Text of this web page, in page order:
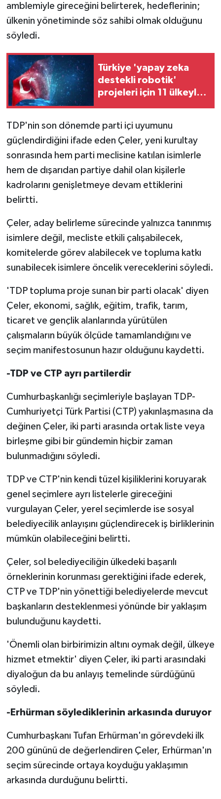
amblemiyle gireceğini belirterek, hedeflerinin;
ülkenin yönetiminde söz sahibi olmak olduğunu
söyledi.
Türkiye 'yapay zeka
destekli robotik'
projeleri için 11 ülkeyle
TDP'nin son dönemde parti içi uyumunu
güçlendirdiğini ifade eden Çeler, yeni kurultay
sonrasında hem parti meclisine katılan isimlerle
hem de dışarıdan partiye dahil olan kişilerle
kadrolarını genişletmeye devam ettiklerini
belirtti.
Çeler, aday belirleme sürecinde yalnızca tanınmış
isimlere değil, mecliste etkili çalışabilecek,
komitelerde görev alabilecek ve topluma katkı
sunabilecek isimlere öncelik vereceklerini söyledi.
'TDP topluma proje sunan bir parti olacak' diyen
Çeler, ekonomi, sağlık, eğitim, trafik, tarım,
ticaret ve gençlik alanlarında yürütülen
çalışmaların büyük ölçüde tamamlandığını ve
seçim manifestosunun hazır olduğunu kaydetti.
-TDP ve CTP ayrı partilerdir
Cumhurbaşkanlığı seçimleriyle başlayan TDP-
Cumhuriyetçi Türk Partisi (CTP) yakınlaşmasına da
değinen Çeler, iki parti arasında ortak liste veya
birleşme gibi bir gündemin hiçbir zaman
bulunmadığını söyledi.
TDP ve CTP'nin kendi tüzel kişiliklerini koruyarak
genel seçimlere ayrı listelerle gireceğini
vurgulayan Çeler, yerel seçimlerde ise sosyal
belediyecilik anlayışını güçlendirecek iş birliklerinin
mümkün olabileceğini belirtti.
Çeler, sol belediyeciliğin ülkedeki başarılı
örneklerinin korunması gerektiğini ifade ederek,
CTP ve TDP'nin yönettiği belediyelerde mevcut
başkanların desteklenmesi yönünde bir yaklaşım
bulunduğunu kaydetti.
'Önemli olan birbirimizin altını oymak değil, ülkeye
hizmet etmektir' diyen Çeler, iki parti arasındaki
diyaloğun da bu anlayış temelinde sürdüğünü
söyledi.
-Erhürman söylediklerinin arkasında duruyor
Cumhurbaşkanı Tufan Erhürman'ın görevdeki ilk
200 gününü de değerlendiren Çeler, Erhürman'ın
seçim sürecinde ortaya koyduğu yaklaşımın
arkasında durduğunu belirtti.
SAĞLIK
SİYASET
SPOR
TATLISU
TİCARET